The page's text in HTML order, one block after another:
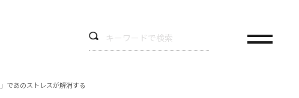
であのストレスが解消する